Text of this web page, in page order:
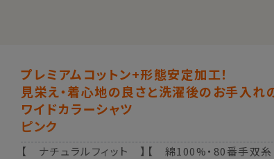
プレミアムコットン+形態安定加工！
見栄え・着心地の良さと洗濯後のお手入れ
ワイドカラーシャツ
ピンク
【 ナチュラルフィット 】【 綿100%・80番手双